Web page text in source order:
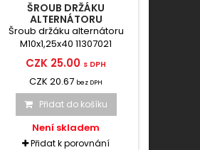
ŠROUB DRŽÁKU
ALTERNÁTORU
M10X1,25X40 11307021
Šroub držáku alternátoru
M10x1,25x40 11307021
CZK 25.00 s DPH
CZK 20.67 bez DPH
Přidat do košíku
Není skladem
Přidat k porovnání